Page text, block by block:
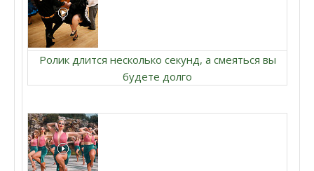
Ролик длится несколько секунд, а смеяться вы
будете долго